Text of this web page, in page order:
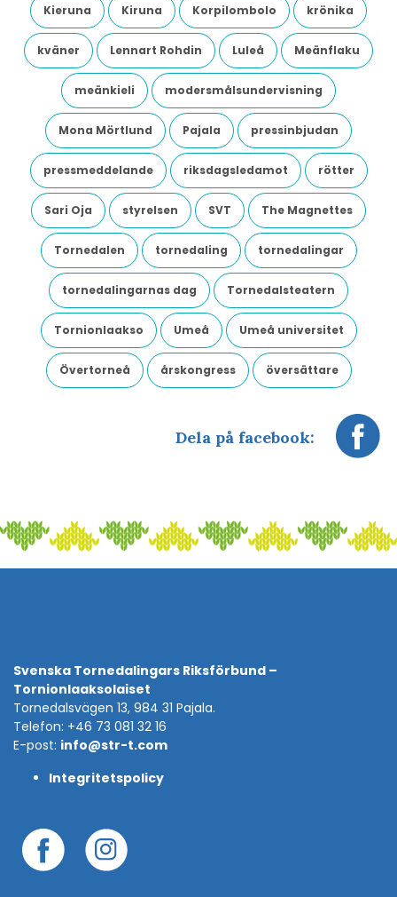
Kieruna Kiruna Korpilombolo krönika
kväner Lennart Rohdin Luleå Meänflaku
meänkieli modersmålsundervisning
Mona Mörtlund Pajala pressinbjudan
pressmeddelande riksdagsledamot rötter
Sari Oja styrelsen SVT The Magnettes
Tornedalen tornedaling tornedalingar
tornedalingarnas dag Tornedalsteatern
Tornionlaakso Umeå Umeå universitet
Övertorneå årskongress översättare
Dela på facebook:
Svenska Tornedalingars Riksförbund –
Tornionlaaksolaiset
Tornedalsvägen 13, 984 31 Pajala.
Telefon: +46 73 081 32 16
E-post: info@str-t.com
Integritetspolicy